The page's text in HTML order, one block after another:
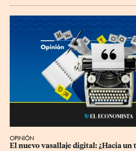
OPINIÓN
El nuevo vasallaje digital: ¿Hacia un